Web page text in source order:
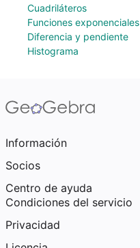
Cuadriláteros
Funciones exponenciales
Diferencia y pendiente
Histograma
Información
Socios
Centro de ayuda
Condiciones del servicio
Privacidad